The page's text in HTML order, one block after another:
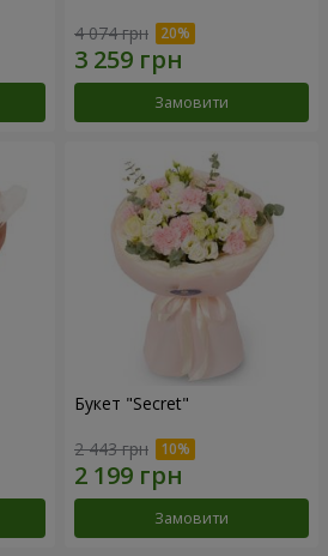
4 074 грн
Замовити
Букет "Secret"
2 443 грн
Замовити